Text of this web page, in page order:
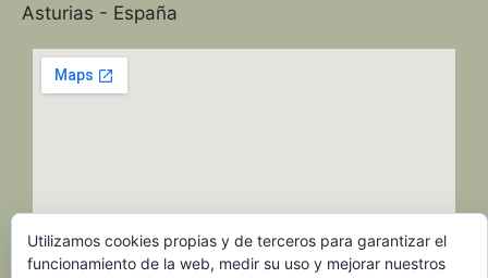
Asturias - España
Utilizamos cookies propias y de terceros para garantizar el
funcionamiento de la web, medir su uso y mejorar nuestros